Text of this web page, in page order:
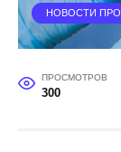
НОВОСТИ
ПРОСМОТРОВ
300